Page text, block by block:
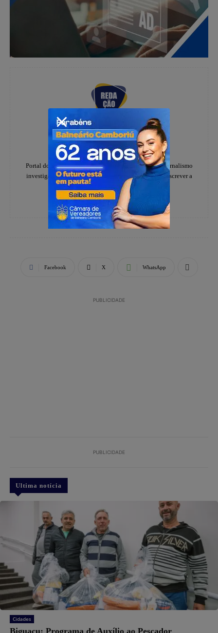
Redação
https://www.instagram.com/folhadoestadosc/
Portal do notícias Folha do Estado especializado em jornalismo
investigativo e de denúncias, há 20 anos, ajudando a escrever a
história dos catarinenses.
Facebook X WhatsApp
PUBLICIDADE
PUBLICIDADE
Ultima notícia
Cidades